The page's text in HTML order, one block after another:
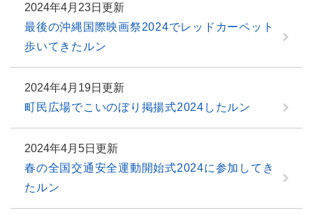
2024年4月23日更新
最後の沖縄国際映画祭2024でレッドカーペット
歩いてきたルン
2024年4月19日更新
町民広場でこいのぼり掲揚式2024したルン
2024年4月5日更新
春の全国交通安全運動開始式2024に参加してき
たルン